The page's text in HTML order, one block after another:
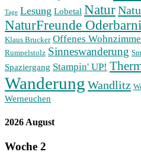
Tage Lesung Lobetal Natur
NaturFreunde
Klaus Brucker Offenes
Rumpelstolz Sinneswanderung
Spaziergang Stampin' UP!
Wanderung Wandlitz
Werneuchen
2026 August
Woche 2